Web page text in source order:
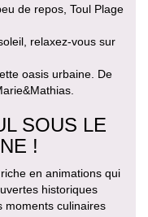
de repos, Toul Plage
relaxez-vous sur
oasis urbaine. De
SOUS LE
!
en animations qui
historiques
culinaires